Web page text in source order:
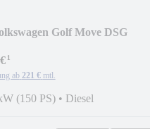
Golf Move DSG
¹
ab 221 € mtl.
(150 PS) • Diesel